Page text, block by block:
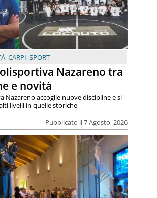
,CARPI,SPORT
Nazareno tra
e novità
Pubblicato il 7 Agosto, 2026
Nazareno accoglie nuove discipline e si
livelli in quelle storiche